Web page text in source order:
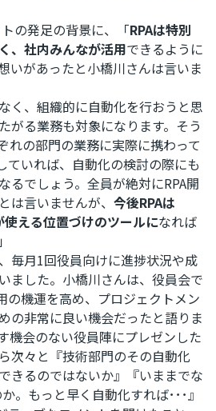
の発足の背景に、「RPAは特別
、社内みんなが活用できるように
いがあったと小橋川さんは言いま
く、組織的に自動化を行おうと思
がる業務も対象になります。そう
れの部門の業務に実際に携わって
ていれば、自動化の検討の際にも
るでしょう。全員が絶対にRPA開
は言いませんが、 今後RPAは
える位置づけのツールになれば
毎月1回役員向けに進捗状況や成
ました。小橋川さんは、役員会で
の機運を高め、プロジェクトメン
の非常に良い機会だったと語りま
機会のない役員陣にプレゼンした
次々と『技術部門のその自動化
きるのではないか』『いままでな
。もっと早く自動化すれば･･･』